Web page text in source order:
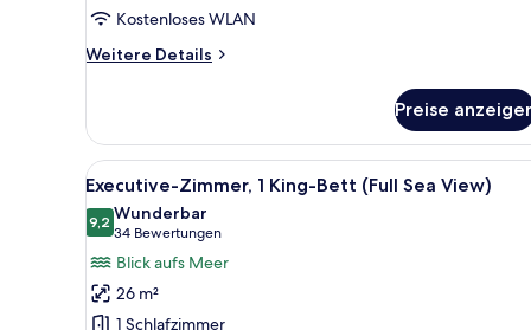
Kostenloses WLAN
Weitere Details
Weitere
Doppelzimmer,
eingeschränkter
Meerblick
Preise
Alle
Fotos
für
Executive-
Zimmer,
1 King-
Ein Hotelzimmer mit einem
12
Executive-Zimmer, 1 King-Bett (Full Sea View)
9,29,2 von 10
Wunderbar
34 Bewertungen
(34
Bewertungen)
Blick aufs Meer
26 m²
1 Schlafzimmer